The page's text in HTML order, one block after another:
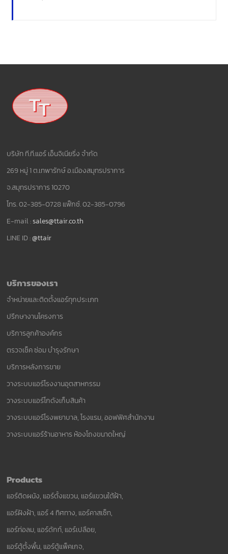
บริษัท ที.ที.แอร์ เอ็นจิเนียริ่ง จำกัด
269 หมู่ 1 ต.เทพารักษ์ อ.เมืองสมุทรปราการ
จ.สมุทรปราการ 10270
โทร. 02-385-0728 แฟ็กซ์. 02-385-0796
E-mail :sales@ttair.co.th
LINE ID :@ttair
บริการของเรา
จำหน่ายและติดตั้งแอร์ทุกประเภท
ปรึกษางานโครงการ
บริการลูกค้าองค์กร
ตรวจเช็ค ซ่อม บำรุงรักษา
บริการหลังการขาย
วางระบบแอร์โรงงานอุตสาหกรรม
วางระบบแอร์โกดังเก็บสินค้า
วางระบบแอร์โรงพยาบาล, โรงแรม, ออฟฟิศสำนักงาน
วางระบบแอร์ร้านอาหาร ห้องโถงขนาดใหญ่
Products
แอร์ติดผนัง, แอร์ตั้งแขวน, แอร์แขวนใต้ฝ้า,
แอร์ฝังฝ้า, แอร์ 4 ทิศทาง, แอร์คาสเซ็ท,
แอร์ท่อลม, แอร์ดักท์, แอร์เปลือย,
แอร์ตู้ตั้งพื้น, แอร์ตู้แพ็คเกจ,